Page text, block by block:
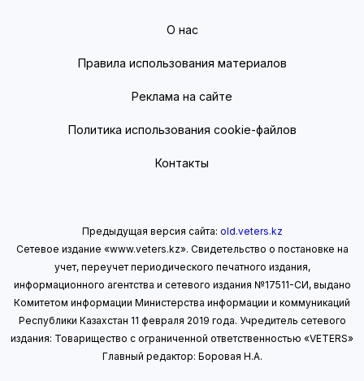
О нас
Правила использования материалов
Реклама на сайте
Политика использования cookie-файлов
Контакты
Предыдущая версия сайта: old.veters.kz
Сетевое издание «www.veters.kz». Свидетельство о постановке на
учет, переучет периодического печатного издания,
информационного агентства и сетевого издания №17511-СИ, выдано
Комитетом информации Министерства информации и коммуникаций
Республики Казахстан 11 февраля 2019 года. Учредитель сетевого
издания: Товарищество с ограниченной ответственностью «VETERS»
Главный редактор: Боровая Н.А.